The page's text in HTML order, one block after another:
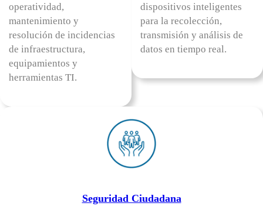
operatividad,
mantenimiento y
resolución de incidencias
de infraestructura,
equipamientos y
herramientas TI.
dispositivos inteligentes
para la recolección,
transmisión y análisis de
datos en tiempo real.
Seguridad Ciudadana